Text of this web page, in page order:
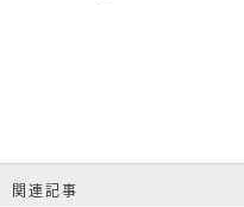
関連記事